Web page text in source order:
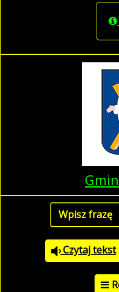
Czytaj tekst